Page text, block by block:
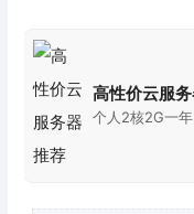
高性价云服
个人2核2G一